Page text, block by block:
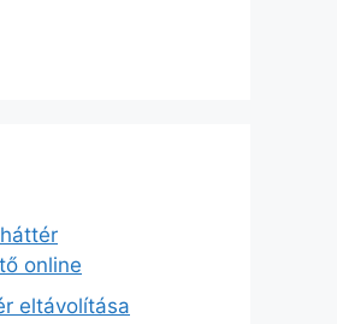
online
eltávolítása